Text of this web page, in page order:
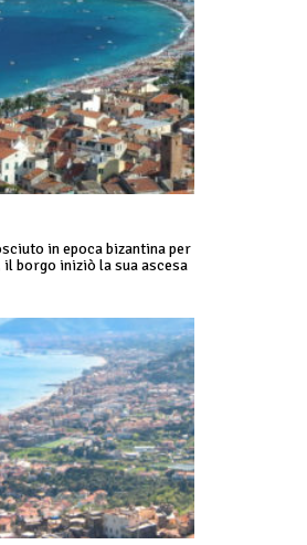
in epoca bizantina per
borgo iniziò la sua ascesa